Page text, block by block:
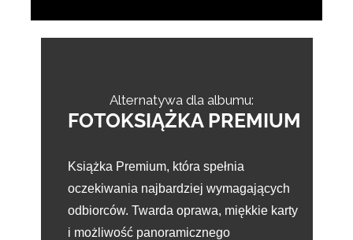
FOTOKSIĄŻKA PREMIUM
Książka Premium, która spełnia
oczekiwania najbardziej wymagających
odbiorców. Twarda oprawa, miękkie karty
i możliwość panoramicznego
Alternatywa dla albumu: